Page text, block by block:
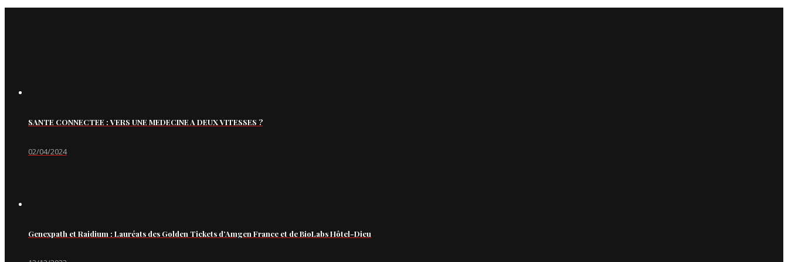
SANTE CONNECTEE : VERS UNE MEDECINE A DEUX VITESSES ?
02/04/2024
Genexpath et Raidium : Lauréats des Golden Tickets d’Amgen France et de BioLabs Hôtel-Dieu